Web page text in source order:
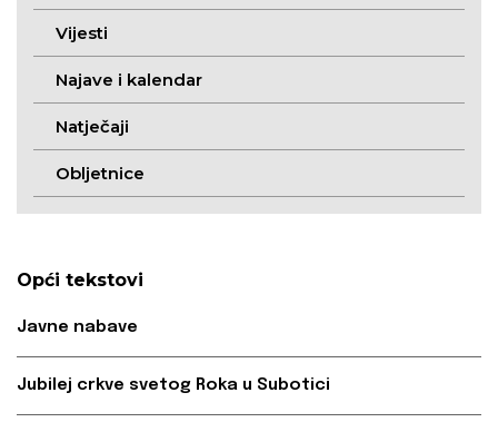
Vijesti
Najave i kalendar
Natječaji
Obljetnice
Opći tekstovi
Javne nabave
Jubilej crkve svetog Roka u Subotici